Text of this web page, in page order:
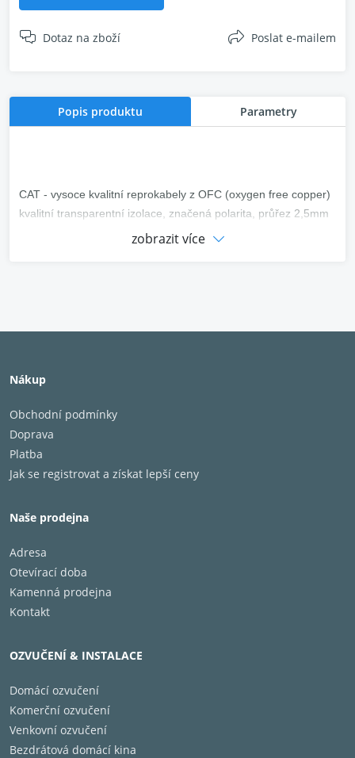
Dotaz na zboží Poslat e-mailem
Popis produktu Parametry
CAT - vysoce kvalitní reprokabely z OFC (oxygen free copper)
kvalitní transparentní izolace, značená polarita, průřez 2,5mm
zobrazit více
Nákup
Obchodní podmínky
Doprava
Platba
Jak se registrovat a získat lepší ceny
Naše prodejna
Adresa
Otevírací doba
Kamenná prodejna
Kontakt
OZVUČENÍ & INSTALACE
Domácí ozvučení
Komerční ozvučení
Venkovní ozvučení
Bezdrátová domácí kina